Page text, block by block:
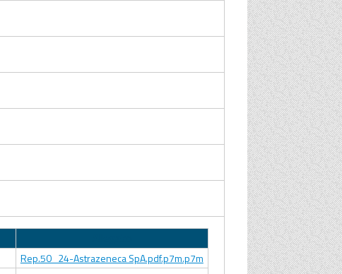
Rep.50_24-Astrazeneca SpA.pdf.p7m.p7m